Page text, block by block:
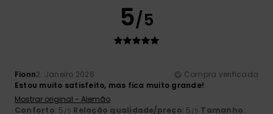
5/5
Fionn2. Janeiro 2026
Compra verificada
Estou muito satisfeito, mas fica muito grande!
Mostrar original - Alemão
Conforto: 5 /5 Relação qualidade/preço: 5 /5 Tamanho: